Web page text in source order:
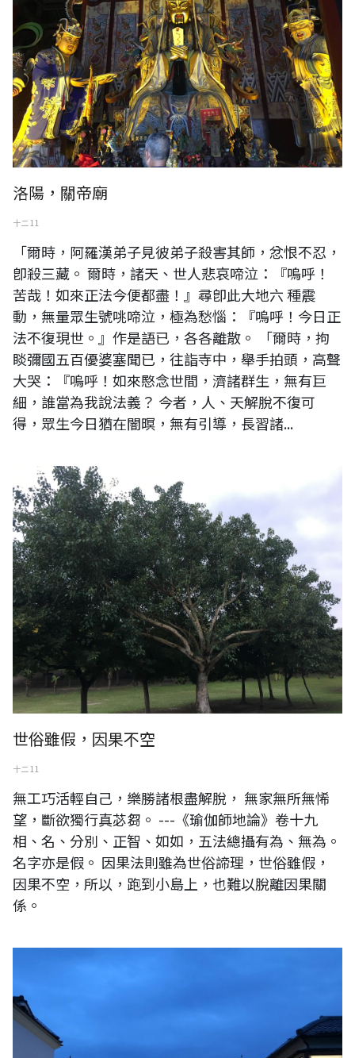
洛陽，關帝廟
十二 11
「爾時，阿羅漢弟子見彼弟子殺害其師，忿恨不忍，
卽殺三藏。 爾時，諸天、世人悲哀啼泣：『嗚呼！
苦哉！如來正法今便都盡！』尋卽此大地六 種震
動，無量眾生號咷啼泣，極為愁惱：『嗚呼！今日正
法不復現世。』作是語已，各各離散。 「爾時，拘
睒彌國五百優婆塞聞已，往詣寺中，舉手拍頭，高聲
大哭：『嗚呼！如來愍念世間，濟諸群生，無有巨
細，誰當為我說法義？ 今者，人、天解脫不復可
得，眾生今日猶在闇暝，無有引導，長習諸...
世俗雖假，因果不空
世俗雖假，因果不空
十二 11
無工巧活輕自己，樂勝諸根盡解脫， 無家無所無悕
望，斷欲獨行真苾芻。 ---《瑜伽師地論》卷十九
相、名、分別、正智、如如，五法總攝有為、無為。
名字亦是假。 因果法則雖為世俗諦理，世俗雖假，
因果不空，所以，跑到小島上，也難以脫離因果關
係。